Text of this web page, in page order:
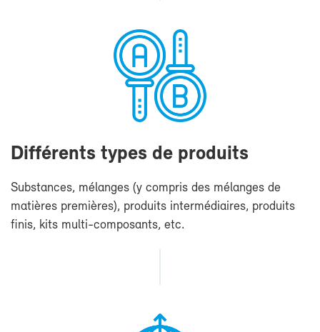
Dif­fé­rents types de pro­duits
Sub­stances, mé­langes (y com­pris des mé­langes de
ma­tières pre­mières), pro­duits in­ter­mé­diaires, pro­duits
fi­nis, kits multi-​composants, etc.